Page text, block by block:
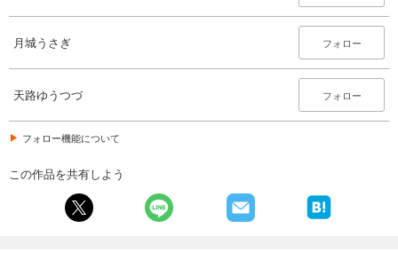
月城うさぎ フォロー
天路ゆうつづ フォロー
フォロー機能について
この作品を共有しよう